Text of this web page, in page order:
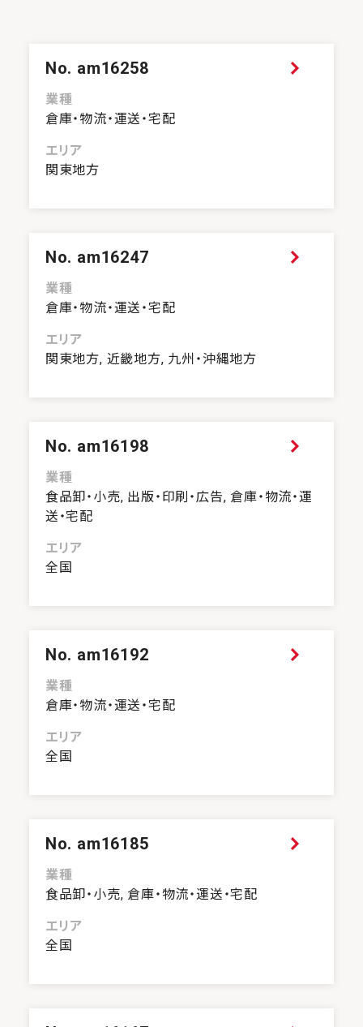
No. am16258
業種
倉庫・物流・運送・宅配
エリア
関東地方
No. am16247
業種
倉庫・物流・運送・宅配
エリア
関東地方, 近畿地方, 九州・沖縄地方
No. am16198
業種
食品卸・小売, 出版・印刷・広告, 倉庫・物流・運
送・宅配
エリア
全国
No. am16192
業種
倉庫・物流・運送・宅配
エリア
全国
No. am16185
業種
食品卸・小売, 倉庫・物流・運送・宅配
エリア
全国